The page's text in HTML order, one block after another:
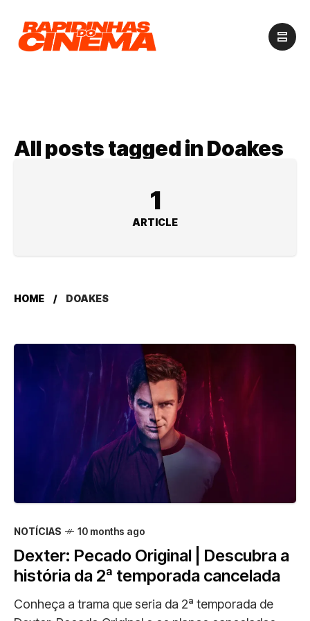
All posts tagged in Doakes
1
ARTICLE
HOME DOAKES
NOTÍCIAS 10 months ago
Dexter: Pecado Original | Descubra a
história da 2ª temporada cancelada
Conheça a trama que seria da 2ª temporada de